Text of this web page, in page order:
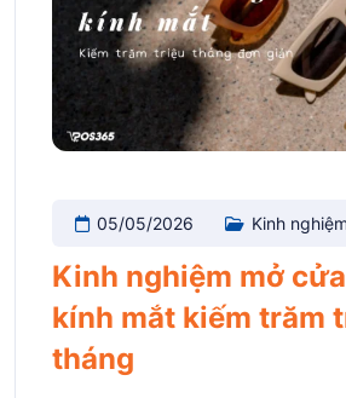
05/05/2026 Kinh
Kinh nghiệm mở
kính mắt kiếm trăm
tháng